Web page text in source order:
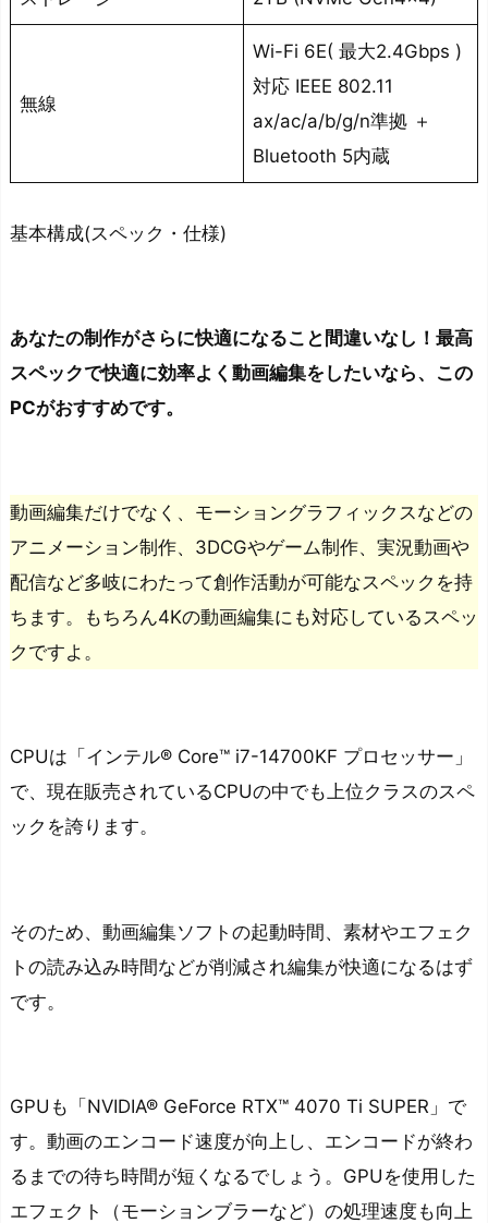
無線
Wi-Fi 6E( 最大2.4Gbps )
対応 IEEE 802.11
ax/ac/a/b/g/n準拠 ＋
Bluetooth 5内蔵
基本構成(スペック・仕様)
あなたの制作がさらに快適になること間違いなし！最高
スペックで快適に効率よく動画編集をしたいなら、この
PCがおすすめです。
動画編集だけでなく、モーショングラフィックスなどの
アニメーション制作、3DCGやゲーム制作、実況動画や
配信など多岐にわたって創作活動が可能なスペックを持
ちます。もちろん4Kの動画編集にも対応しているスペッ
クですよ。
CPUは「インテル® Core™ i7-14700KF プロセッサー」
で、 現在販売されているCPUの中でも上位クラスのスペ
ックを誇ります。
そのため、動画編集ソフトの起動時間、素材やエフェク
トの読み込み時間などが削減され編集が快適になるはず
です。
GPUも「NVIDIA® GeForce RTX™ 4070 Ti SUPER」で
す。動画のエンコード速度が向上し、エンコードが終わ
るまでの待ち時間が短くなるでしょう。GPUを使用した
エフェクト（モーションブラーなど）の処理速度も向上